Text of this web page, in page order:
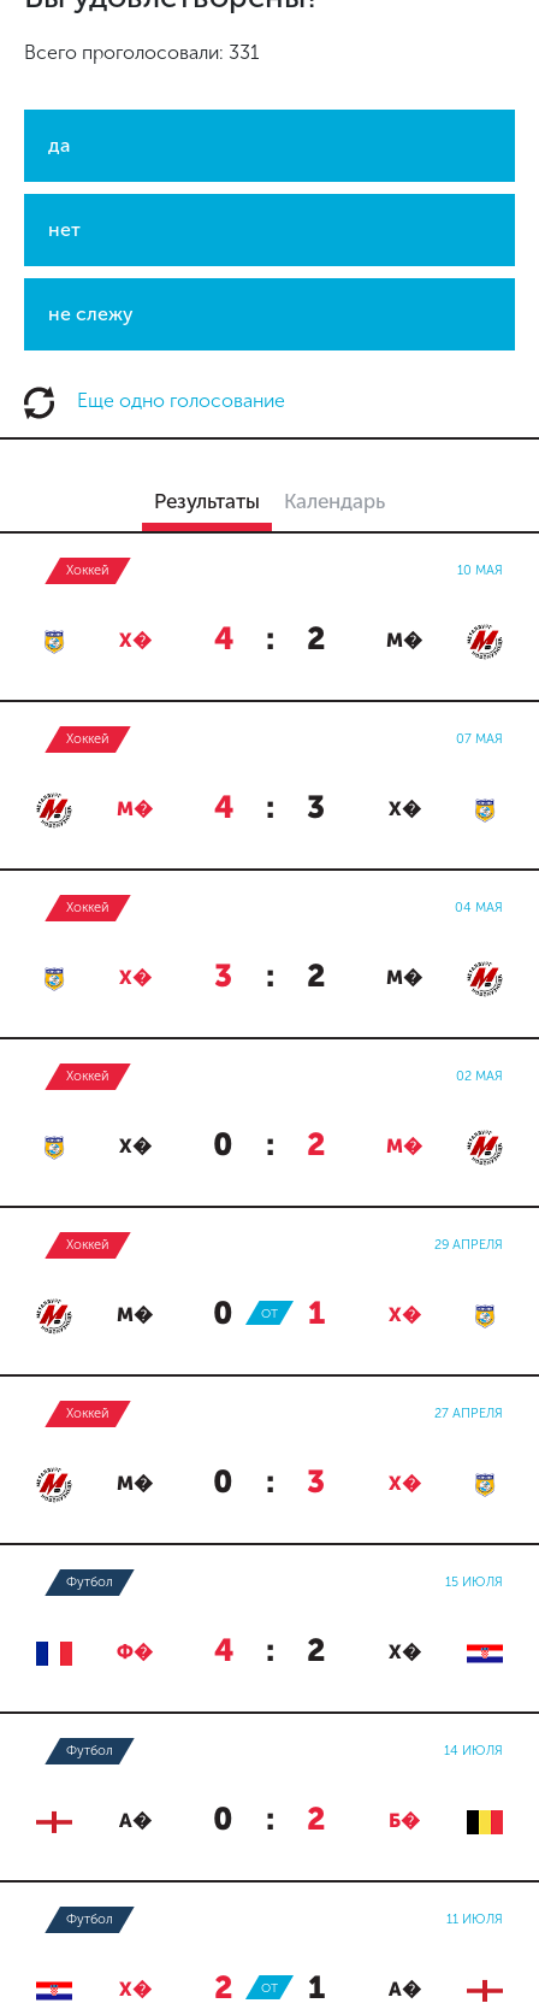
Всего проголосовали: 331
да
нет
не слежу
Еще одно голосование
Результаты Календарь
Хоккей 10 МАЯ
Х� 4 : 2 М�
Хоккей 07 МАЯ
М� 4 : 3 Х�
Хоккей 04 МАЯ
Х� 3 : 2 М�
Хоккей 02 МАЯ
Х� 0 : 2 М�
Хоккей 29 АПРЕЛЯ
М� 0 : 1 Х�
ОТ
Хоккей 27 АПРЕЛЯ
М� 0 : 3 Х�
Футбол 15 ИЮЛЯ
Ф� 4 : 2 Х�
Футбол 14 ИЮЛЯ
А� 0 : 2 Б�
Футбол 11 ИЮЛЯ
Х� 2 : 1 А�
ОТ